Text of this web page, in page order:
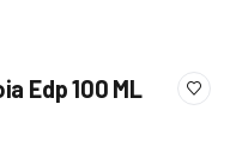
Edp 100 ML